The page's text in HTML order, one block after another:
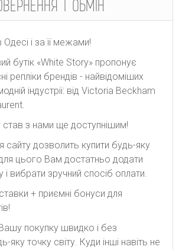
І ОБМІН
Одесі і за її межами!
бутік «White Story» пропонує
репліки брендів - найвідоміших
індустрії: від Victoria Beckham
став з нами ще доступнішим!
сайту дозволить купити будь-яку
цього Вам достатньо додати
вибрати зручний спосіб оплати.
+ приємні бонуси для
покупку швидко і без
точку світу. Куди інші навіть не